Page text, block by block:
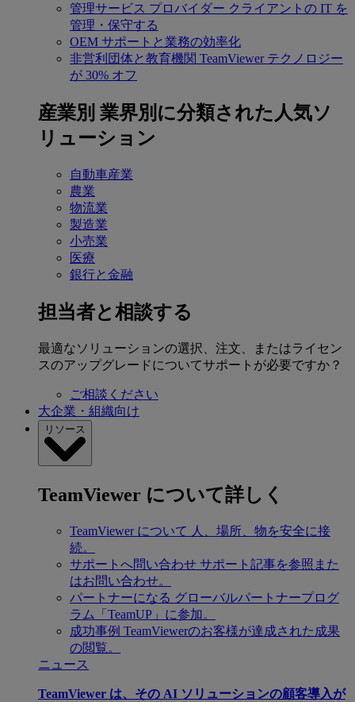
管理サービス プロバイダー クライアントの IT を
管理・保守する
OEM サポートと業務の効率化
非営利団体と教育機関 TeamViewer テクノロジー
が 30% オフ
産業別 業界別に分類された人気ソ
リューション
自動車産業
農業
物流業
製造業
小売業
医療
銀行と金融
担当者と相談する
最適なソリューションの選択、注文、またはライセン
スのアップグレードについてサポートが必要ですか？
ご相談ください
大企業・組織向け
リソース
TeamViewer について詳しく
TeamViewer について 人、場所、物を安全に接
続。
サポートへ問い合わせ サポート記事を参照また
はお問い合わせ。
パートナーになる グローバルパートナープログ
ラム「TeamUP」に参加。
成功事例 TeamViewerのお客様が達成された成果
の閲覧。
ニュース
TeamViewer は、その AI ソリューションの顧客導入が